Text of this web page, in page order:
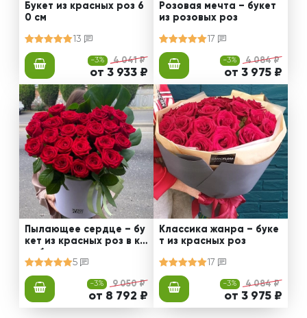
Букет из красных роз 6
0 см
13
-3% 4 041 ₽
от 3 933 ₽
Розовая мечта – букет
из розовых роз
17
-3% 4 084 ₽
от 3 975 ₽
Пылающее сердце – бу
кет из красных роз в ко
робке
5
-3% 9 050 ₽
от 8 792 ₽
Классика жанра – буке
т из красных роз
17
-3% 4 084 ₽
от 3 975 ₽